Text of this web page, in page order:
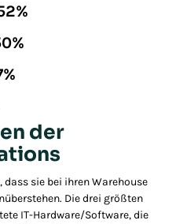
der
sie bei ihren Warehouse
Die drei größten
IT-Hardware/Software, die